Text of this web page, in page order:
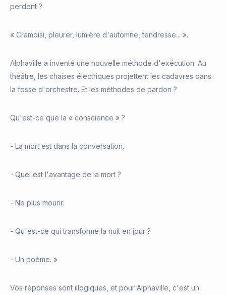
perdent ?
« Cramoisi, pleurer, lumière d'automne, tendresse... ».
Alphaville a inventé une nouvelle méthode d'exécution. Au
théâtre, les chaises électriques projettent les cadavres dans
la fosse d'orchestre. Et les méthodes de pardon ?
Qu'est-ce que la « conscience » ?
- La mort est dans la conversation.
- Quel est l'avantage de la mort ?
- Ne plus mourir.
- Qu'est-ce qui transforme la nuit en jour ?
- Un poème. »
Vos réponses sont illogiques, et pour Alphaville, c'est un